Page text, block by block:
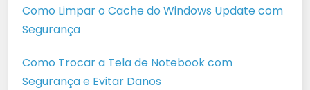
Como Limpar o Cache do Windows Update com
Segurança
Como Trocar a Tela de Notebook com
Segurança e Evitar Danos